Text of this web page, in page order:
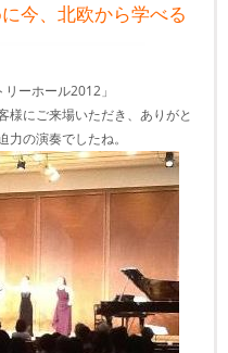
今、北欧から学べる
ーホール2012」
様にご来場いただき、ありがと
の演奏でしたね。